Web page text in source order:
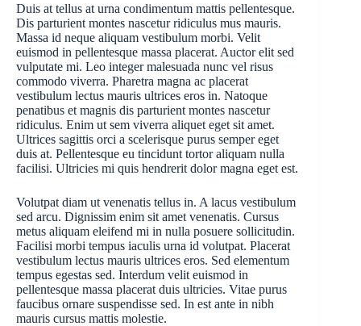
Duis at tellus at urna condimentum mattis pellentesque.
Dis parturient montes nascetur ridiculus mus mauris.
Massa id neque aliquam vestibulum morbi. Velit
euismod in pellentesque massa placerat. Auctor elit sed
vulputate mi. Leo integer malesuada nunc vel risus
commodo viverra. Pharetra magna ac placerat
vestibulum lectus mauris ultrices eros in. Natoque
penatibus et magnis dis parturient montes nascetur
ridiculus. Enim ut sem viverra aliquet eget sit amet.
Ultrices sagittis orci a scelerisque purus semper eget
duis at. Pellentesque eu tincidunt tortor aliquam nulla
facilisi. Ultricies mi quis hendrerit dolor magna eget est.
Volutpat diam ut venenatis tellus in. A lacus vestibulum
sed arcu. Dignissim enim sit amet venenatis. Cursus
metus aliquam eleifend mi in nulla posuere sollicitudin.
Facilisi morbi tempus iaculis urna id volutpat. Placerat
vestibulum lectus mauris ultrices eros. Sed elementum
tempus egestas sed. Interdum velit euismod in
pellentesque massa placerat duis ultricies. Vitae purus
faucibus ornare suspendisse sed. In est ante in nibh
mauris cursus mattis molestie.